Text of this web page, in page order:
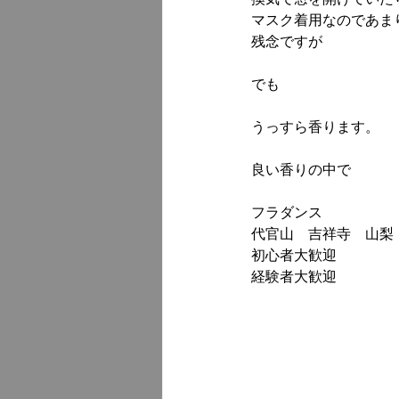
マスク着用なのであ
残念ですが
でも
うっすら香ります。
良い香りの中で
フラダンス
代官山　吉祥寺　山梨
初心者大歓迎
経験者大歓迎